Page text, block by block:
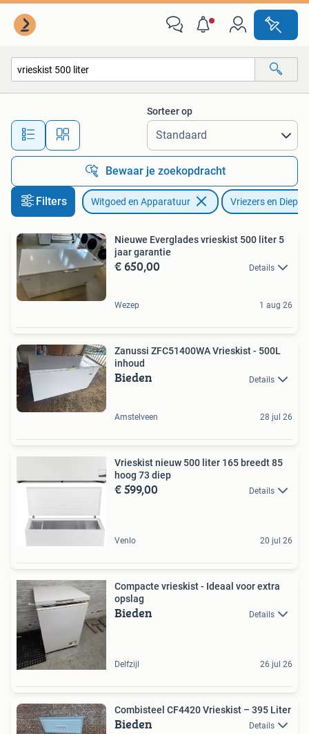
Alle afstanden…
Sorteer op
Bewaar je zoekopdracht
Filters Witgoed en Apparatuur Vriezers en
Nieuwe Everglades vrieskist 500 liter 5
jaar garantie
€ 650,00 Details
Wezep 1 aug 26
Zanussi ZFC51400WA Vrieskist - 500L
inhoud
Bieden Details
Amstelveen 28 jul 26
Vrieskist nieuw 500 liter 165 breedt 85
hoog 73 diep
€ 599,00 Details
Venlo 20 jul 26
Compacte vrieskist - Ideaal voor extra
opslag
Bieden Details
Delfzijl 26 jul 26
Combisteel CF4420 Vrieskist – 395 Liter
Bieden Details